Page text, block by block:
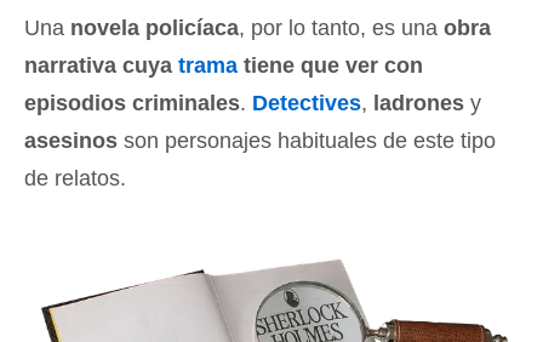
Una novela policíaca, por lo tanto, es una obra
narrativa cuya trama tiene que ver con
episodios criminales. Detectives, ladrones y
asesinos son personajes habituales de este tipo
de relatos.